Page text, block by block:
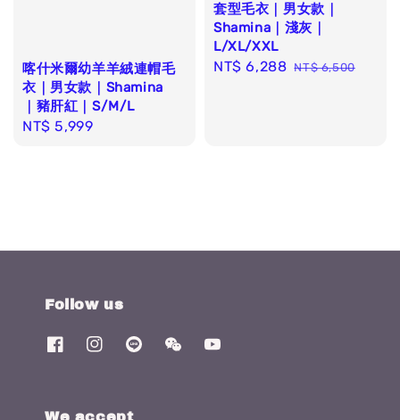
喀什米爾幼羊羊絨連帽毛
衣｜男女款｜Shamina
｜豬肝紅｜S/M/L
Regular
NT$ 5,999
套型毛衣｜男女款｜
Shamina｜淺灰｜
L/XL/XXL
Sale
NT$ 6,288 Regular
NT$ 6,500
Follow us
We accept